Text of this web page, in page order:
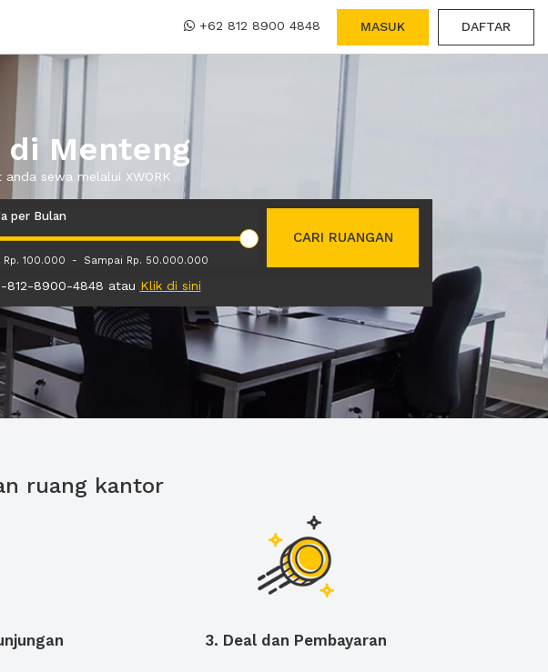
+62 812 8900 4848 MASUK DAFTAR
di Menteng
sewa melalui XWORK
per Bulan
Rp. 100.000 - Sampai Rp. 50.000.000
CARI RUANGAN
812-8900-4848 atau Klik di sini
ruang kantor
3. Deal dan Pembayaran